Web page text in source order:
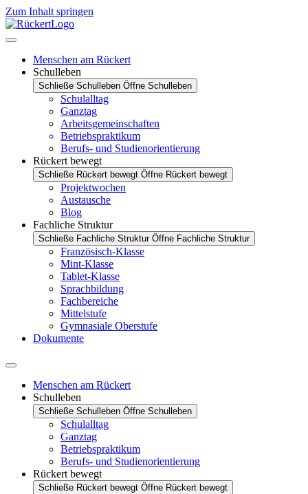
Zum Inhalt springen
Menschen am Rückert
Schulleben
Schließe Schulleben Öffne Schulleben
Schulalltag
Ganztag
Arbeitsgemeinschaften
Betriebspraktikum
Berufs- und Studienorientierung
Rückert bewegt
Schließe Rückert bewegt Öffne Rückert bewegt
Projektwochen
Austausche
Blog
Fachliche Struktur
Schließe Fachliche Struktur Öffne Fachliche Struktur
Französisch-Klasse
Mint-Klasse
Tablet-Klasse
Sprachbildung
Fachbereiche
Mittelstufe
Gymnasiale Oberstufe
Dokumente
Menschen am Rückert
Schulleben
Schließe Schulleben Öffne Schulleben
Schulalltag
Ganztag
Betriebspraktikum
Berufs- und Studienorientierung
Rückert bewegt
Schließe Rückert bewegt Öffne Rückert bewegt